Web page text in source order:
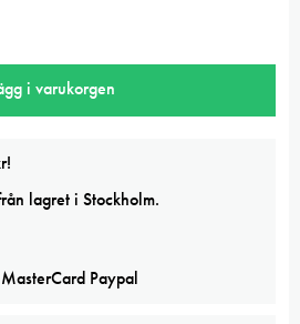
i varukorgen
lagret i Stockholm.